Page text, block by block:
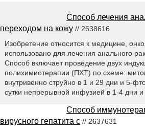
Способ лечения
переходом на кожу // 2638616
Изобретение относится к медицине,
использовано для лечения анального
Способ включает проведение двух
полихимиотерапии (ПХТ) по схеме:
внутривенно струйно в 1 и 29 дни и 5-
сутки непрерывной инфузией в 1-4 дни и
Способ
вирусного гепатита с // 2637631